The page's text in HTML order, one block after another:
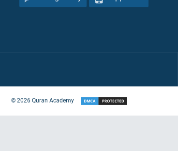
©2026Quran Academy